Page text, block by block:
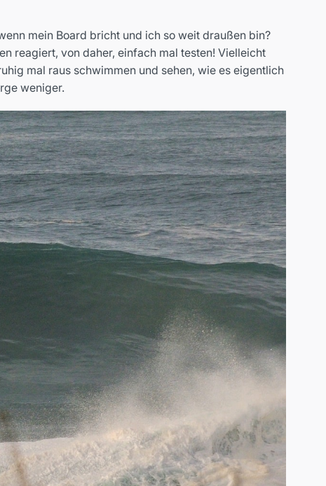
mein Board bricht und ich so weit draußen bin?
reagiert, von daher, einfach mal testen! Vielleicht
mal raus schwimmen und sehen, wie es eigentlich
weniger.